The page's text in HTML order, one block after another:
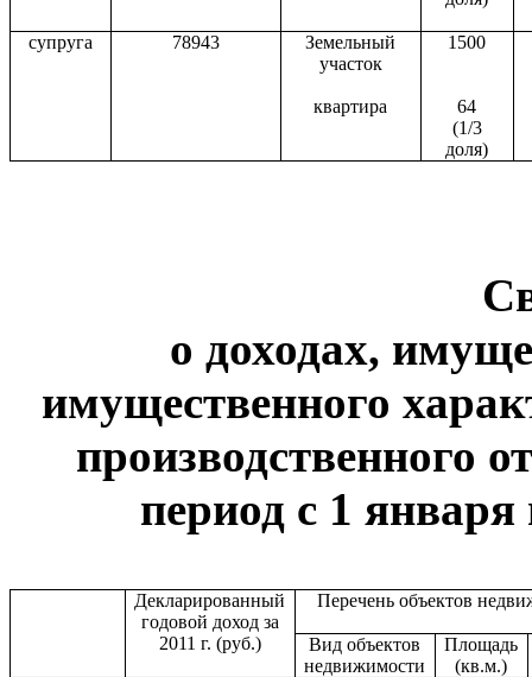
супруга 78943
Земельный
участок
квартира
1500
64
(1/3
доля)
о доходах,
имущественного
производственного
период с 1 января
Декларированный
годовой доход за
2011 г. (руб.)
Перечень объектов
Вид объектов
недвижимости
Площадь
(кв.м.)